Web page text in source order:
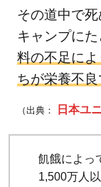
知名
度の
高さ
が信
頼に
5.2
2】
認定
その道中で
キャンプにた
料の不足に
ちが栄養不良
（出典： 日本ユ
飢餓によっ
1,500万人